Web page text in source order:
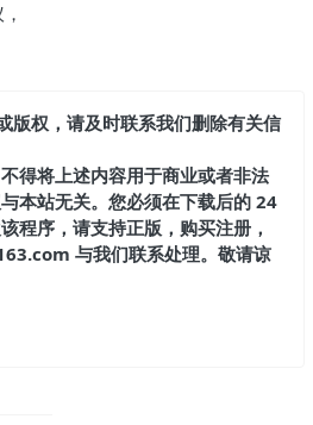
版权，请及时联系我们删除有关信
得将上述内容用于商业或者非法
本站无关。您必须在下载后的 24
程序，请支持正版，购买注册，
与我们联系处理。敬请谅